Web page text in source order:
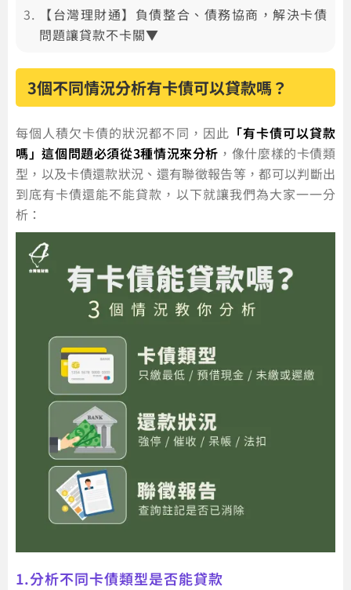
【台灣理財通】負債整合、債務協商，解決卡債
問題讓貸款不卡關▼
3個不同情況分析有卡債可以貸款嗎？
每個人積欠卡債的狀況都不同，因此 「有卡債可以貸款
嗎」這個問題必須從3種情況來分析 ，像什麼樣的卡債類
型，以及卡債還款狀況、還有聯徵報告等，都可以判斷出
到底有卡債還能不能貸款，以下就讓我們為大家一一分
析：
1.分析不同卡債類型是否能貸款